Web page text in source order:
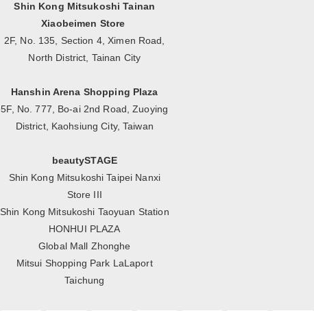
Shin Kong Mitsukoshi Tainan
Xiaobeimen Store
2F, No. 135, Section 4, Ximen Road,
North District, Tainan City
Hanshin Arena Shopping Plaza
5F, No. 777, Bo-ai 2nd Road, Zuoying
District, Kaohsiung City, Taiwan
beautySTAGE
Shin Kong Mitsukoshi Taipei Nanxi
Store III
Shin Kong Mitsukoshi Taoyuan Station
HONHUI PLAZA
Global Mall Zhonghe
Mitsui Shopping Park LaLaport
Taichung